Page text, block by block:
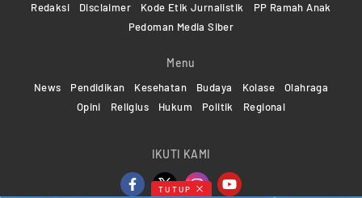
Redaksi Disclaimer Kode Etik Jurnalistik
PP Ramah Anak
Pedoman Media Siber
Menu
News Pendidikan Kesehatan Budaya Kolase
Olahraga
Opini
Religius Hukum Politik Regional
IKUTI KAMI
TUTUP